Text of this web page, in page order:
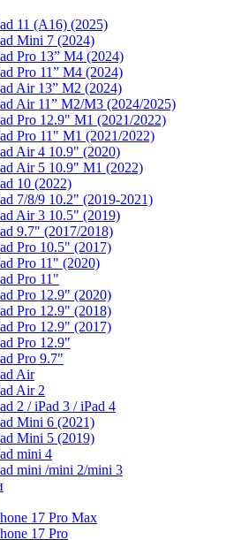
11 (A16) (2025)
Mini 7 (2024)
Pro 13” M4 (2024)
Pro 11” M4 (2024)
Air 13” M2 (2024)
Air 11” M2/M3 (2024/2025)
Pro 12.9" M1 (2021/2022)
Pro 11" M1 (2021/2022)
Air 4 10.9" (2020)
Air 5 10.9" M1 (2022)
10 (2022)
7/8/9 10.2" (2019-2021)
Air 3 10.5" (2019)
9.7" (2017/2018)
Pro 10.5" (2017)
Pro 11" (2020)
Pro 11"
Pro 12.9" (2020)
Pro 12.9" (2018)
Pro 12.9" (2017)
Pro 12.9"
Pro 9.7"
Air
Air 2
2 / iPad 3 / iPad 4
Mini 6 (2021)
Mini 5 (2019)
mini 4
mini /mini 2/mini 3
17 Pro Max
17 Pro